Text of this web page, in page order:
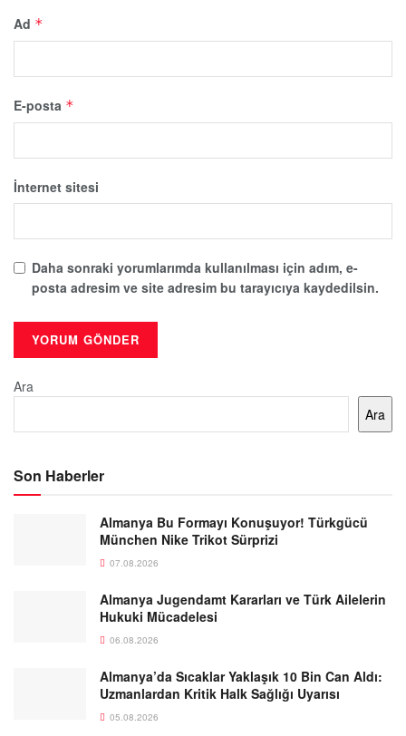
Ad *
E-posta *
İnternet sitesi
Daha sonraki yorumlarımda kullanılması için adım, e-
posta adresim ve site adresim bu tarayıcıya kaydedilsin.
Ara
Ara
Son Haberler
Almanya Bu Formayı Konuşuyor! Türkgücü
München Nike Trikot Sürprizi
07.08.2026
Almanya Jugendamt Kararları ve Türk Ailelerin
Hukuki Mücadelesi
06.08.2026
Almanya’da Sıcaklar Yaklaşık 10 Bin Can Aldı:
Uzmanlardan Kritik Halk Sağlığı Uyarısı
05.08.2026